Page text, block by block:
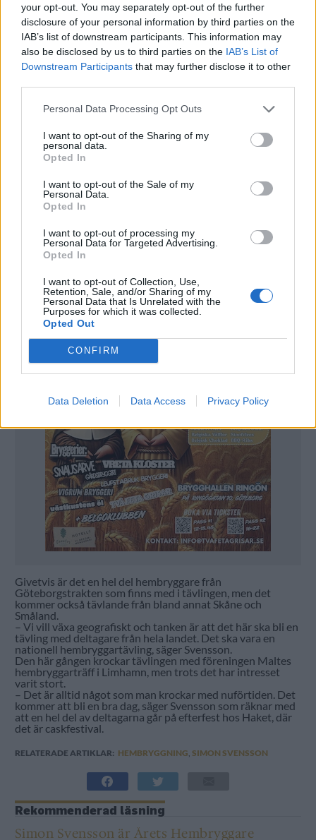
your opt-out. You may separately opt-out of the further
disclosure of your personal information by third parties on the
IAB’s list of downstream participants. This information may
also be disclosed by us to third parties on the IAB’s List of
Downstream Participants that may further disclose it to other
Personal Data Processing Opt Outs
I want to opt-out of the Sharing of my
personal data.
Opted In
I want to opt-out of the Sale of my
Personal Data.
Opted In
I want to opt-out of processing my
Personal Data for Targeted Advertising.
Opted In
I want to opt-out of Collection, Use,
Retention, Sale, and/or Sharing of my
Personal Data that Is Unrelated with the
Purposes for which it was collected.
Opted Out
CONFIRM
Data Deletion Data Access Privacy Policy
Porter Stoutträffen är tänkt att utvecklas till en nationell
hembryggartävling för just de stilarna. Förebilden är
Belgoträffen i Uppsala som hållit på betydligt längre.
– Vi var kanske inte sena ut med information i år, men det
att bli något liknande år, säger Simon Svensson, som är en
av arrangörerna.
Cirka 170 förköpsbiljetter är sålda och Svensson tror att
är det porter och stout som gäller för att få vara med i
tävlingen.
– Men det går bra att brygga både stiltypiskt och lite
galnare grejer. Det kommer att vara en domartävling och så
delar vi ut pris i Folkets val, säger Svensson.
På lördag genomförs tävlingen och platsen är Kulturhuset
Möllan i Mölndal.
Givetvis är det en hel del hembryggare från
Göteborgstrakten som finns med i tävlingen, men det
kommer också tävlande från bland annat Skåne och
Småland.
– Vi vill växa geografiskt och tanken är att det här ska bli en
tävling med deltagare från hela landet. Det ska vara en
nationell hembryggartävling, säger Svensson.
Den här gången krockar tävlingen med föreningen Maltes
hembryggarträff i Limhamn, men trots det har intresset
varit stort.
– Det är alltid något som man krockar med nuförtiden. Det
kommer att bli en bra dag, säger Svensson som räknar med
att en hel del av deltagarna går på efterfest hos Haket, där
det är caskfestival.
RELATERADE ARTIKLAR: HEMBRYGGNING, SIMON SVENSSON
Rekommenderad läsning
Simon Svensson är Årets Hembryggare